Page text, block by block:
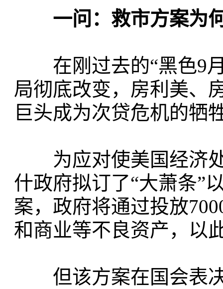
一问：救市方案为
在刚过去的“黑色9月
局彻底改变，房利美、
巨头成为次贷危机的牺
为应对使美国经济处
什政府拟订了“大萧条”
案，政府将通过投放
和商业等不良资产，以
但该方案在国会表决